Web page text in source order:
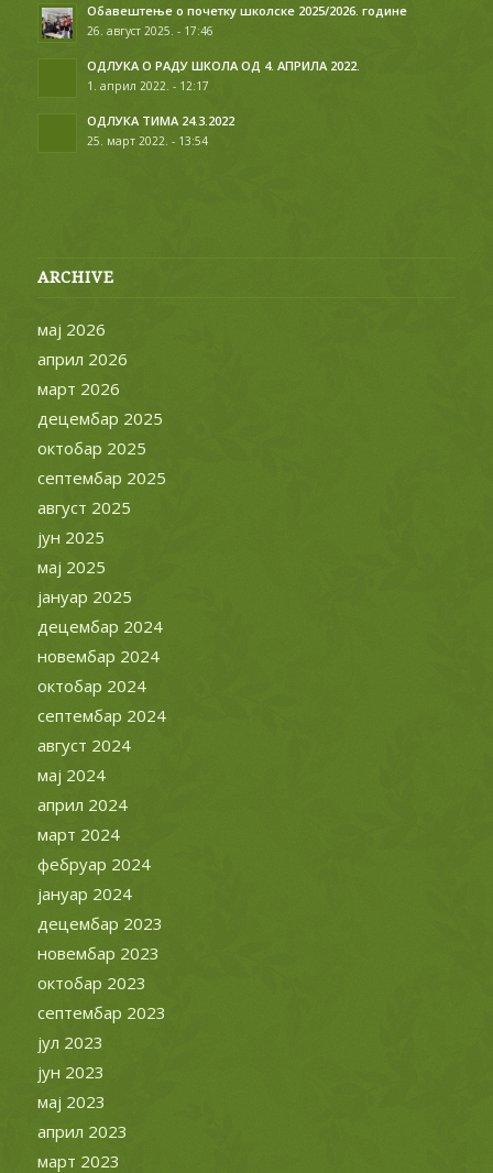
Обавештење о почетку школске 2025/2026. године
26. август 2025. - 17:46
ОДЛУКА О РАДУ ШКОЛА ОД 4. АПРИЛА 2022.
1. април 2022. - 12:17
ОДЛУКА ТИМА 24.3.2022
25. март 2022. - 13:54
ARCHIVE
мај 2026
април 2026
март 2026
децембар 2025
октобар 2025
септембар 2025
август 2025
јун 2025
мај 2025
јануар 2025
децембар 2024
новембар 2024
октобар 2024
септембар 2024
август 2024
мај 2024
април 2024
март 2024
фебруар 2024
јануар 2024
децембар 2023
новембар 2023
октобар 2023
септембар 2023
јул 2023
јун 2023
мај 2023
април 2023
март 2023